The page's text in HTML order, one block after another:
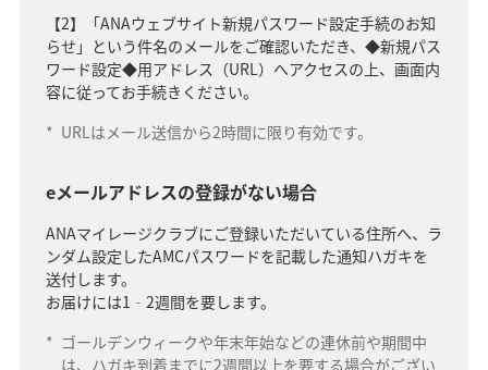
【2】「ANAウェブサイト新規パスワード設定手続のお知
らせ」という件名のメールをご確認いただき、◆新規パス
ワード設定◆用アドレス（URL）へアクセスの上、画面内
容に従ってお手続きください。
* URLはメール送信から2時間に限り有効です。
eメールアドレスの登録がない場合
ANAマイレージクラブにご登録いただいている住所へ、ラ
ンダム設定したAMCパスワードを記載した通知ハガキを
送付します。
お届けには1‐2週間を要します。
* ゴールデンウィークや年末年始などの連休前や期間中
は、ハガキ到着までに2週間以上を要する場合がござい